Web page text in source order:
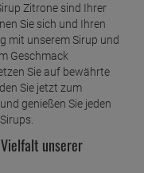
Zitrone sind Ihrer
Sie sich und Ihren
mit unserem Sirup und
Geschmack
Sie auf bewährte
Sie jetzt zum
genießen Sie jeden
unserer